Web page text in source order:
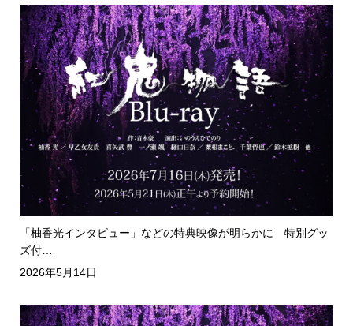
「柚香光インタビュー」などの特典映像が明らかに 特別グッ
ズ付…
2026年5月14日